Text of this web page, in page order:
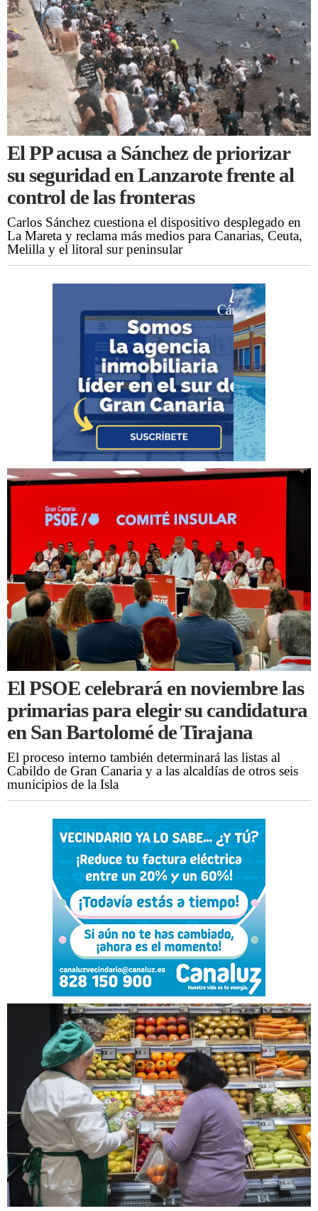
El PP acusa a Sánchez de priorizar
su seguridad en Lanzarote frente al
control de las fronteras
Carlos Sánchez cuestiona el dispositivo desplegado en
La Mareta y reclama más medios para Canarias, Ceuta,
Melilla y el litoral sur peninsular
El PSOE celebrará en noviembre las
primarias para elegir su candidatura
en San Bartolomé de Tirajana
El proceso interno también determinará las listas al
Cabildo de Gran Canaria y a las alcaldías de otros seis
municipios de la Isla